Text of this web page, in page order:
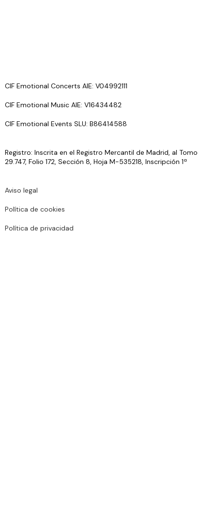
CIF Emotional Concerts AIE: V04992111
CIF Emotional Music AIE: V16434482
CIF Emotional Events SLU: B86414588
Registro: Inscrita en el Registro Mercantil de Madrid, al Tomo
29.747, Folio 172, Sección 8, Hoja M-535218, Inscripción 1ª
Aviso legal
Política de cookies
Política de privacidad